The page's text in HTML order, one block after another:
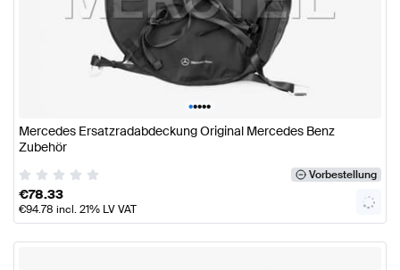
•••••
Mercedes Ersatzradabdeckung Original Mercedes Benz
Zubehör
Vorbestellung
€78.33
€94.78 incl. 21% LV VAT